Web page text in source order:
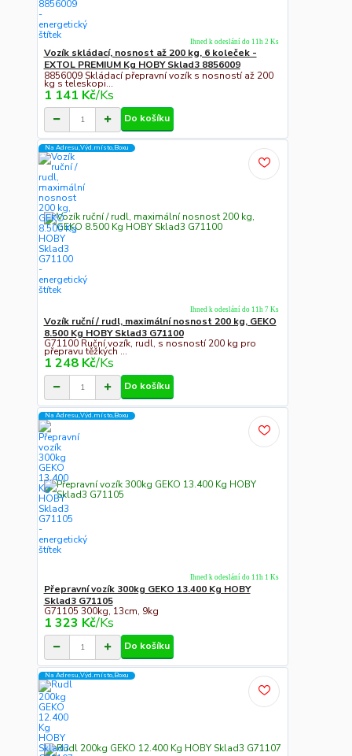
Vozík skládací, nosnost až 200 kg, 6 koleček -
EXTOL PREMIUM Kg HOBY Sklad3 8856009
8856009 Skládací přepravní vozík s nosností až 200
kg s teleskopi...
1 141 Kč/Ks
Ihned k odeslání do 11h 2 Ks
Do košíku
Na Adresu,Výd.místo,Boxu
Vozík ruční / rudl, maximální nosnost 200 kg, GEKO
8.500 Kg HOBY Sklad3 G71100
G71100 Ruční vozík, rudl, s nosností 200 kg pro
přepravu těžkých ...
1 248 Kč/Ks
Ihned k odeslání do 11h 7 Ks
Do košíku
Na Adresu,Výd.místo,Boxu
Přepravní vozík 300kg GEKO 13.400 Kg HOBY
Sklad3 G71105
G71105 300kg, 13cm, 9kg
1 323 Kč/Ks
Ihned k odeslání do 11h 1 Ks
Do košíku
Na Adresu,Výd.místo,Boxu